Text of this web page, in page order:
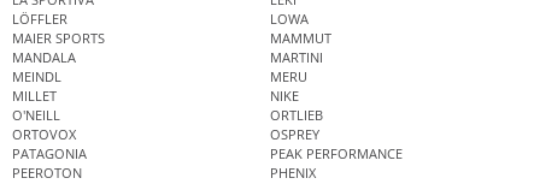
LÖFFLER
LOWA
MAIER SPORTS
MAMMUT
MANDALA
MARTINI
MEINDL
MERU
MILLET
NIKE
O'NEILL
ORTLIEB
ORTOVOX
OSPREY
PATAGONIA
PEAK PERFORMANCE
PEEROTON
PHENIX